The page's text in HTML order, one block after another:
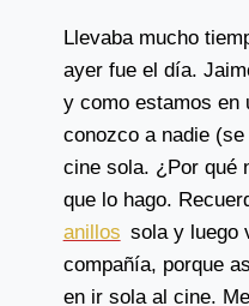
Llevaba mucho
ayer fue el día.
y como estamos en
conozco a nadie
cine sola. ¿Por qué
que lo hago.
anillos sola y luego
compañía, porque
en ir sola al cine.